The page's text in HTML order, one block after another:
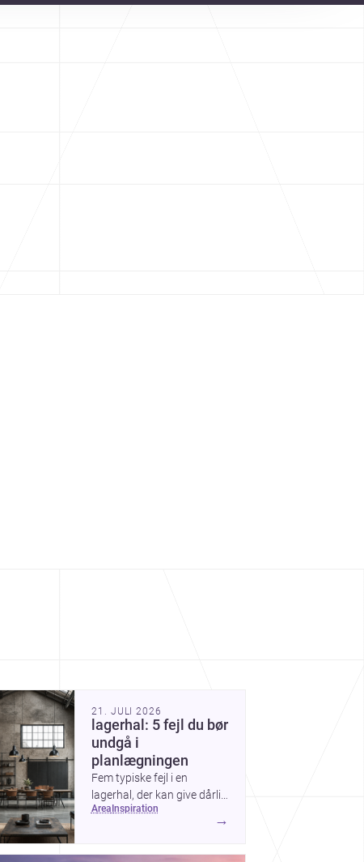
21. JULI 2026
lagerhal: 5 fejl du bør
undgå i
planlægningen
Fem typiske fejl i en
lagerhal, der kan give dårlig
drift, mere spild og højere
area inspiration
→